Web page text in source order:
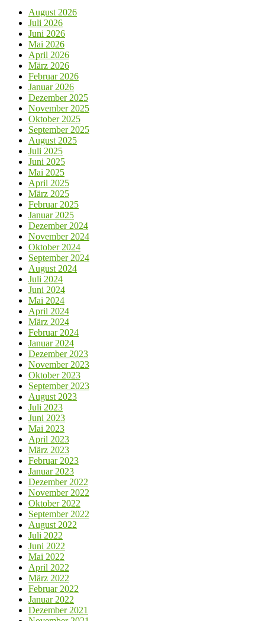
August 2026
Juli 2026
Juni 2026
Mai 2026
April 2026
März 2026
Februar 2026
Januar 2026
Dezember 2025
November 2025
Oktober 2025
September 2025
August 2025
Juli 2025
Juni 2025
Mai 2025
April 2025
März 2025
Februar 2025
Januar 2025
Dezember 2024
November 2024
Oktober 2024
September 2024
August 2024
Juli 2024
Juni 2024
Mai 2024
April 2024
März 2024
Februar 2024
Januar 2024
Dezember 2023
November 2023
Oktober 2023
September 2023
August 2023
Juli 2023
Juni 2023
Mai 2023
April 2023
März 2023
Februar 2023
Januar 2023
Dezember 2022
November 2022
Oktober 2022
September 2022
August 2022
Juli 2022
Juni 2022
Mai 2022
April 2022
März 2022
Februar 2022
Januar 2022
Dezember 2021